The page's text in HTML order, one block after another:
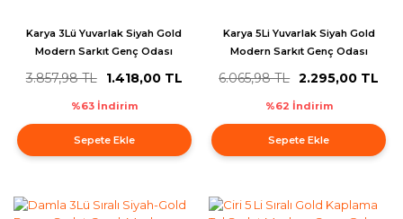
Karya 3Lü Yuvarlak Siyah Gold
Modern Sarkıt Genç Odası
3.857,98 TL 1.418,00 TL
%63 İndirim
Sepete Ekle
Karya 5Li Yuvarlak Siyah Gold
Modern Sarkıt Genç Odası
6.065,98 TL 2.295,00 TL
%62 İndirim
Sepete Ekle